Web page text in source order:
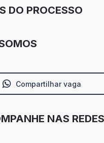
DO PROCESSO
Compartilhar vaga
NAS REDES